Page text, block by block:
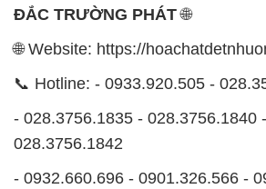
ĐẮC TRƯỜNG PHÁT🌐
🌐 Website: https://
📞 Hotline: - 0933.920.505 -
- 028.3756.1835 - 028.3756.1840
028.3756.1842
- 0932.660.696 - 0901.326.566 -